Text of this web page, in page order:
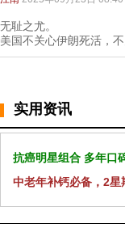
无耻之尤。
美国不关心伊朗死活，
实用资讯
抗癌明星组合 多年口
中老年补钙必备，2